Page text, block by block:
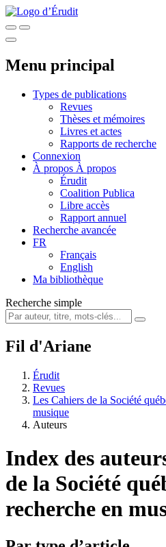
Menu principal
Types de publications
Revues
Thèses et mémoires
Livres et actes
Rapports de recherche
Connexion
À propos À propos
Érudit
Coalition Publica
Libre accès
Rapport annuel
Recherche avancée
FR
Français
English
Ma bibliothèque
Recherche simple
Fil d'Ariane
Érudit
Revues
Les Cahiers de la Société
musique
Auteurs
Index des
de la Société
recherche en